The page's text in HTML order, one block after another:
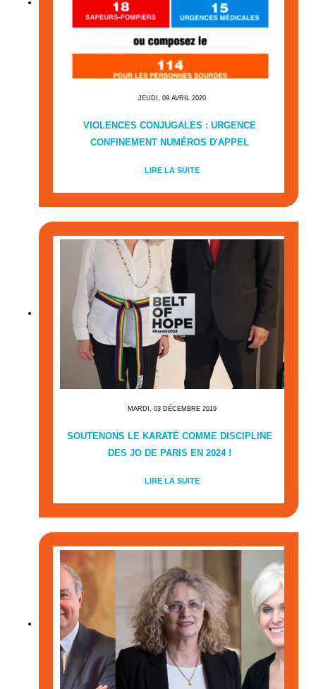
JEUDI, 09 AVRIL 2020
VIOLENCES CONJUGALES : URGENCE
CONFINEMENT NUMÉROS D'APPEL
LIRE LA SUITE
MARDI, 03 DÉCEMBRE 2019
SOUTENONS LE KARATÉ COMME DISCIPLINE
DES JO DE PARIS EN 2024 !
LIRE LA SUITE